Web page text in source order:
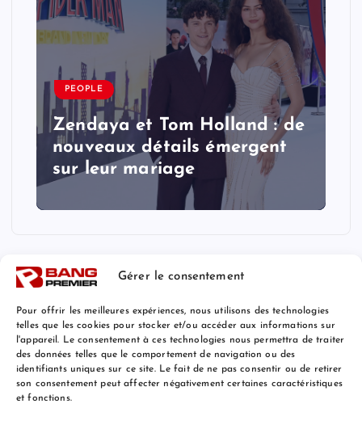
Gérer le consentement
Pour offrir les meilleures expériences, nous utilisons des technologies
telles que les cookies pour stocker et/ou accéder aux informations sur
l'appareil. Le consentement à ces technologies nous permettra de traiter
des données telles que le comportement de navigation ou des
identifiants uniques sur ce site. Le fait de ne pas consentir ou de retirer
son consentement peut affecter négativement certaines caractéristiques
et fonctions.
PEOPLE
Zendaya et Tom Holland : de
nouveaux détails émergent
sur leur mariage
Mentions Légales